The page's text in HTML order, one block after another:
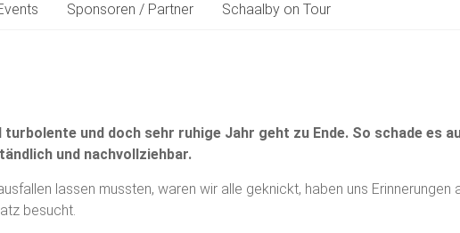
Sponsoren / Partner Schaalby on Tour
und doch sehr ruhige Jahr geht zu Ende. So schade es
und nachvollziehbar.
lassen mussten, waren wir alle geknickt, haben uns
besucht.